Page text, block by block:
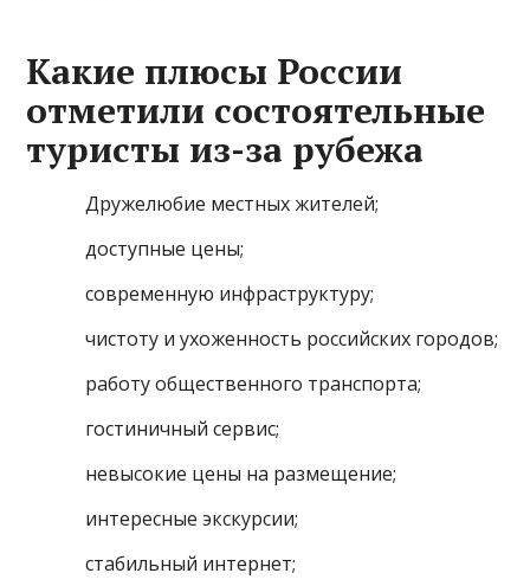
Какие плюсы России
отметили состоятельные
туристы из-за рубежа
Дружелюбие местных жителей;
доступные цены;
современную инфраструктуру;
чистоту и ухоженность российских городов;
работу общественного транспорта;
гостиничный сервис;
невысокие цены на размещение;
интересные экскурсии;
стабильный интернет;